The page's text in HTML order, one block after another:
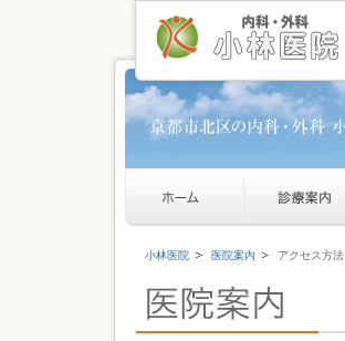
小林医院 医院案内 アクセス方法